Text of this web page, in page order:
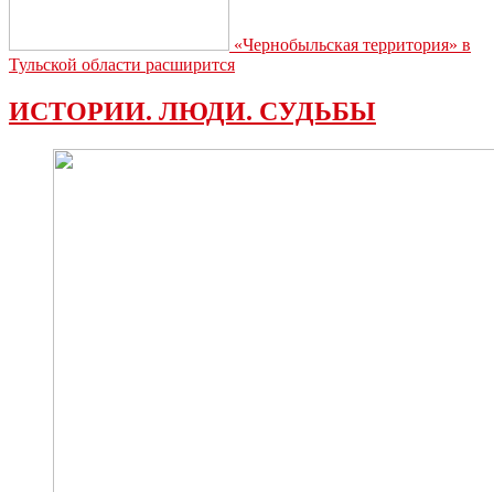
«Чернобыльская территория» в
Тульской области расширится
ИСТОРИИ. ЛЮДИ. СУДЬБЫ